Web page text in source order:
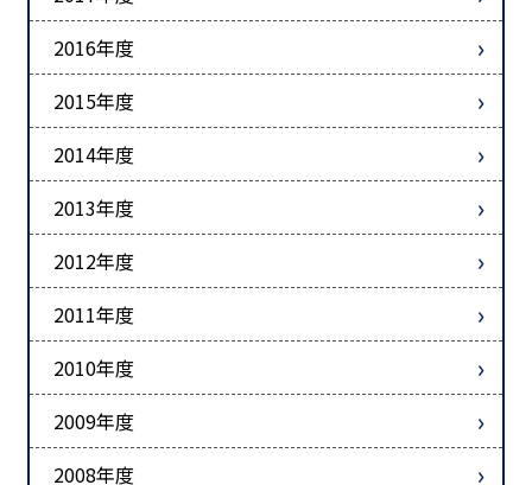
2016年度
2015年度
2014年度
2013年度
2012年度
2011年度
2010年度
2009年度
2008年度